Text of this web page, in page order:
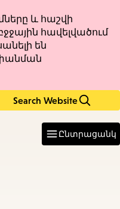
և հաշվի
հավելվածում
են
Search Website
Ընտրացանկ